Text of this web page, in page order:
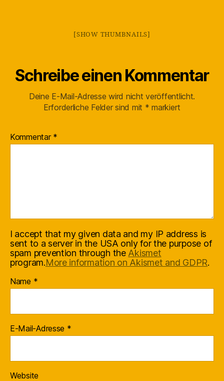
[SHOW THUMBNAILS]
Schreibe einen Kommentar
Deine E-Mail-Adresse wird nicht veröffentlicht.
Erforderliche Felder sind mit * markiert
Kommentar *
I accept that my given data and my IP address is
sent to a server in the USA only for the purpose of
spam prevention through the Akismet
program.More information on Akismet and GDPR.
Name *
E-Mail-Adresse *
Website